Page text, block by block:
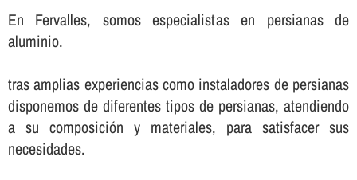
En Fervalles, somos especialistas en persianas de
aluminio.
tras amplias experiencias como instaladores de persianas
disponemos de diferentes tipos de persianas, atendiendo
a su composición y materiales, para satisfacer sus
necesidades.